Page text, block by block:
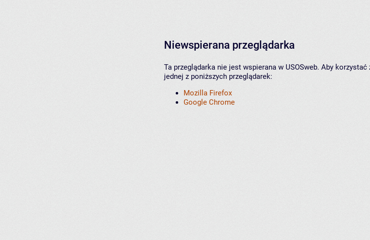
Niewspierana przeglądarka
Ta przeglądarka nie jest wspierana w USOSweb. Aby
jednej z poniższych przeglądarek:
Mozilla Firefox
Google Chrome